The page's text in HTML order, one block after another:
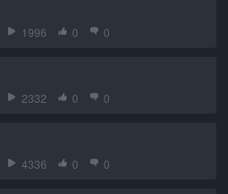
1996 0 0
2332 0 0
4336 0 0